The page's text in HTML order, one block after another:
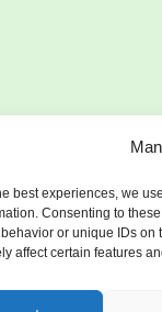
best experiences, we
Consenting to
or unique IDs on
affect certain features